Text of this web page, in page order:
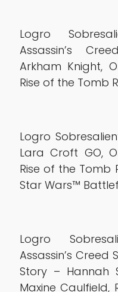
Logro
Assassin’s
Arkham Knight,
Rise of the Tomb
Logro
Lara Croft GO,
Rise of the Tomb
Star Wars™
Logro
Assassin’s Creed
Story – Hannah
Maxine Caulfield,